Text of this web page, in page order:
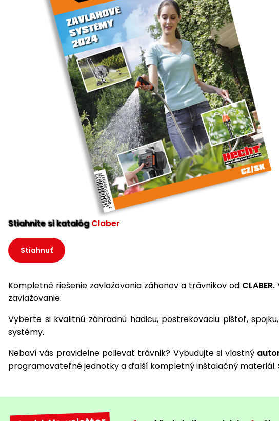
Stiahnite si katalógClaber
Stiahnuť
Kompletné riešenie zavlažovania záhonov a trávnikov od CLABER.
zavlažovanie.
Vyberte si kvalitnú záhradnú hadicu, postrekovaciu pištoľ,
systémy.
Nebaví vás pravidelne polievať trávnik? Vybudujte si vlastný
programovateľné jednotky a ďalší kompletný inštalačný materiál.